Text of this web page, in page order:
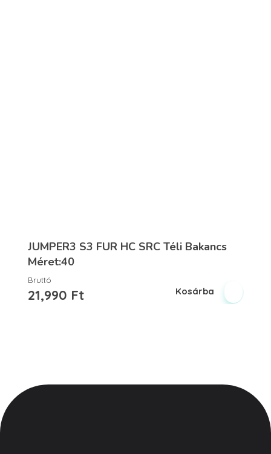
JUMPER3 S3 FUR HC SRC Téli Bakancs
Méret:40
21,990 Ft
Bruttó
Kosárba